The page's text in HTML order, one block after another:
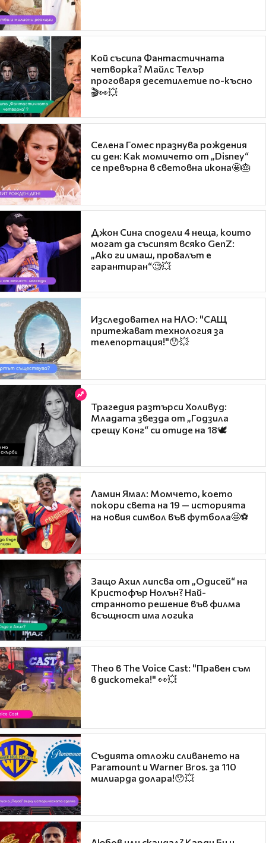
Кой съсипа Фантастичната
четворка? Майлс Телър
проговаря десетилетие по-късно
🎬👀💥
Селена Гомес празнува рождения
си ден: Как момичето от „Disney“
се превърна в световна икона🤩🎂
Джон Сина сподели 4 неща, които
могат да съсипят всяко GenZ:
„Ако ги имаш, провалът е
гарантиран“🧐💥
Изследовател на НЛО: "САЩ
притежават технология за
телепортация!"😯💥
Трагедия разтърси Холивуд:
Младата звезда от „Годзила
срещу Конг“ си отиде на 18🕊️
Ламин Ямал: Момчето, което
покори света на 19 — историята
на новия символ във футбола🤩⚽
Защо Ахил липсва от „Одисей“ на
Кристофър Нолън? Най-
странното решение във филма
всъщност има логика
Theo в The Voice Cast: "Правен съм
в дискотека!" 👀💥
Съдията отложи сливането на
Paramount и Warner Bros. за 110
милиарда долара!😯💥